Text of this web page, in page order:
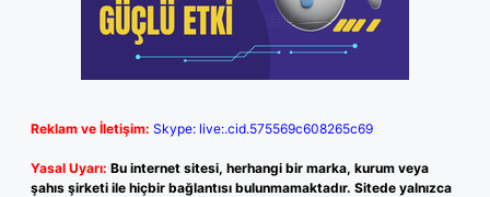
Reklam ve İletişim: Skype: live:.cid.575569c608265c69
Yasal Uyarı: Bu internet sitesi, herhangi bir marka, kurum veya
şahıs şirketi ile hiçbir bağlantısı bulunmamaktadır. Sitede yalnızca